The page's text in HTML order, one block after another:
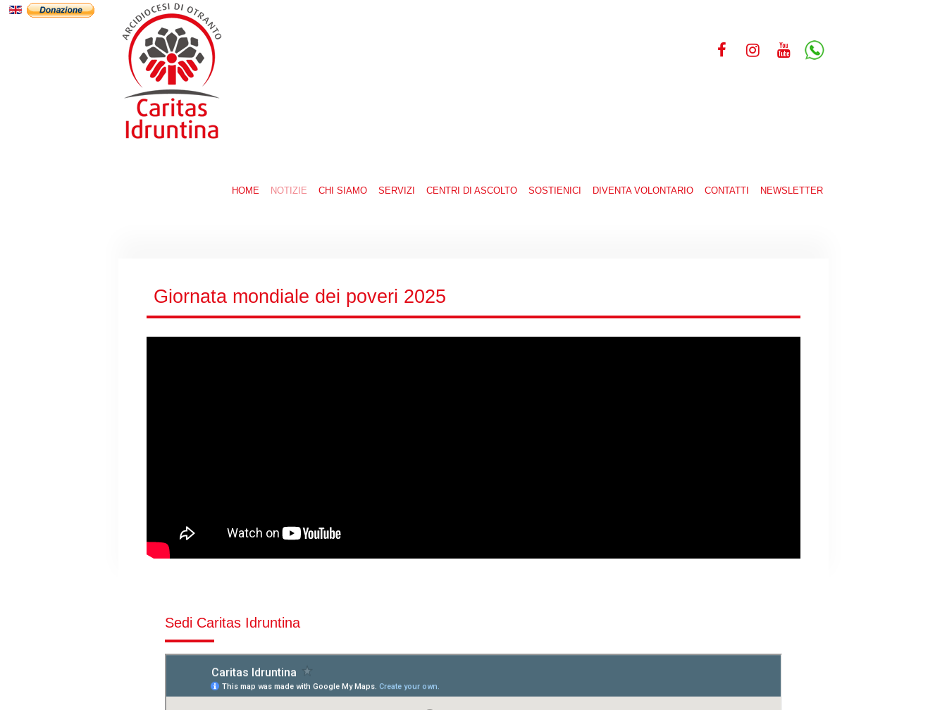
HOME NOTIZIE CHI SIAMO SERVIZI CENTRI DI ASCOLTO SOSTIENICI DIVENTA VOLONTARIO CONTATTI NEWSLETTER
Giornata mondiale dei poveri 2025
Sedi Caritas Idruntina